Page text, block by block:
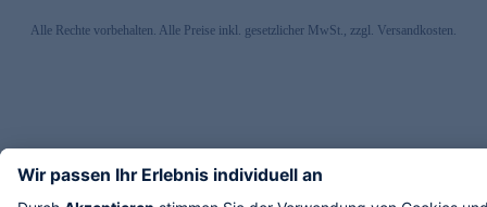
Alle Rechte vorbehalten. Alle Preise inkl. gesetzlicher MwSt., zzgl. Versandkosten.